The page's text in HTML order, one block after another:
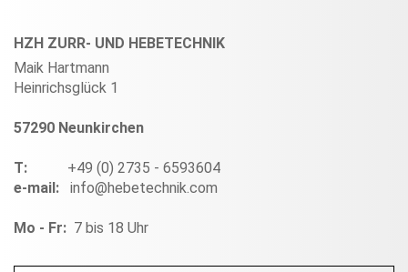
HZH ZURR- UND HEBETECHNIK
Maik Hartmann
Heinrichsglück 1
57290 Neunkirchen
T: +49 (0) 2735 - 6593604
e-mail: info@hebetechnik.com
Mo - Fr: 7 bis 18 Uhr